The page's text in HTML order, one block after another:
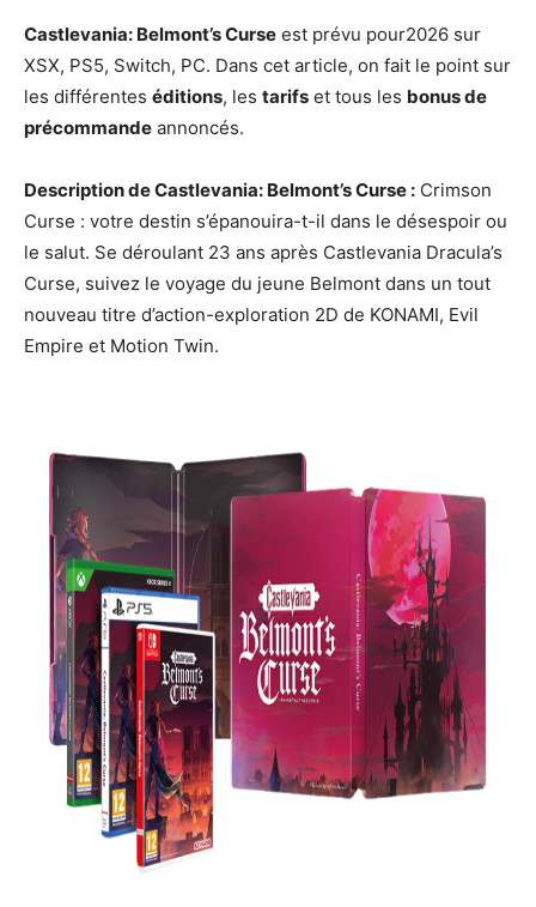
Castlevania: Belmont’s Curse est prévu pour2026 sur
XSX, PS5, Switch, PC. Dans cet article, on fait le point sur
les différentes éditions, les tarifs et tous les bonus de
précommande annoncés.
Description de Castlevania: Belmont’s Curse : Crimson
Curse : votre destin s’épanouira-t-il dans le désespoir ou
le salut. Se déroulant 23 ans après Castlevania Dracula’s
Curse, suivez le voyage du jeune Belmont dans un tout
nouveau titre d’action-exploration 2D de KONAMI, Evil
Empire et Motion Twin.